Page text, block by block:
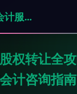
北京前途无量会计服务有限公司
权转让全攻
计咨询指南